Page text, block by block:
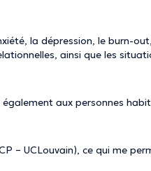
la dépression, le burn-
ainsi que les
aux personnes
– UCLouvain), ce qui me